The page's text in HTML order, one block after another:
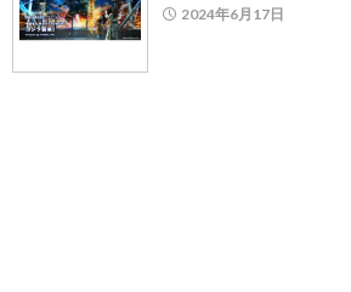
2024年6月17日